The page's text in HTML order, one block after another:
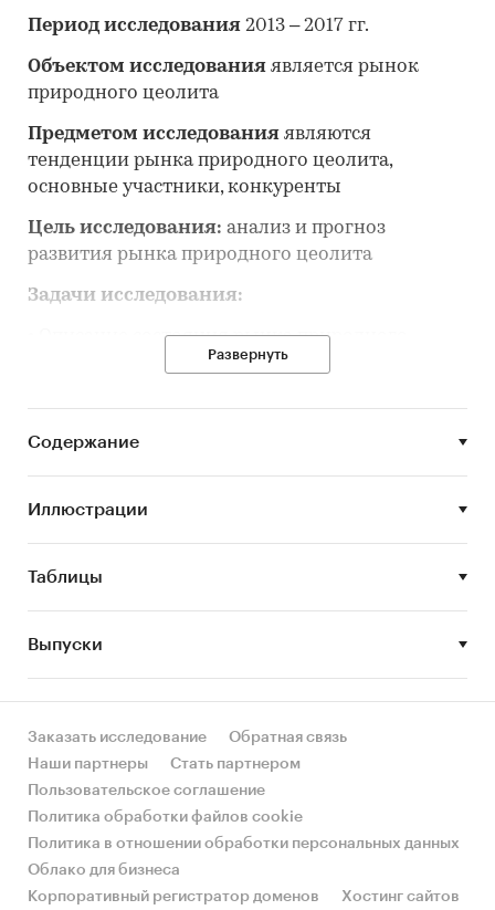
Период исследования 2013 – 2017 гг.
Объектом исследования является рынок
природного цеолита
Предметом исследования являются
тенденции рынка природного цеолита,
основные участники, конкуренты
Цель исследования: анализ и прогноз
развития рынка природного цеолита
Задачи исследования:
• Описание состояния рынка природного
• STEP-анализ факторов, влияющих на рынок
• Составление прогноза развития рынка до
2022 г.
Основные блоки исследования:
цеолитов
Оценка факторов инвестиционной
привлекательности рынка
Прогноз развития рынка добычи цеолита
до 2022г.
Выводы о перспективности создания
Развернуть
Содержание
Иллюстрации
Таблицы
Выпуски
Заказать исследование
Обратная связь
Наши партнеры
Стать партнером
Пользовательское соглашение
Политика обработки файлов cookie
Политика в отношении обработки персональных данных
Облако для бизнеса
Корпоративный регистратор доменов
Хостинг сайтов